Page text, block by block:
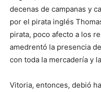
decenas de campanas y
por el pirata inglés
pirata, poco afecto a los
amedrentó la presencia
con toda la mercadería y
Vitoria, entonces, debió